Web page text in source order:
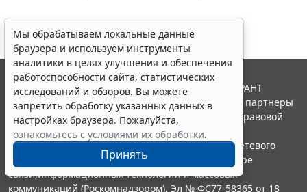
Мы обрабатываем локальные данные
браузера и используем инструменты
аналитики в целях улучшения и обеспечения
работоспособности сайта, статистических
исследований и обзоров. Вы можете
запретить обработку указанных данных в
настройках браузера. Пожалуйста,
ознакомьтесь с условиями их обработки.
Принять
© ООО "НПП "ГАРАНТ-СЕРВИС", 2026. Система ГАРАНТ
выпускается с 1990 года. Компания "Гарант" и ее партнеры
являются участниками Российской ассоциации правовой
информации ГАРАНТ.
Портал ГАРАНТ.РУ зарегистрирован в качестве сетевого
издания Федеральной службой по надзору в сфере
связи,информационных технологий и массовых
коммуникаций (Роскомнадзором), Эл № ФС77-58365 от 18